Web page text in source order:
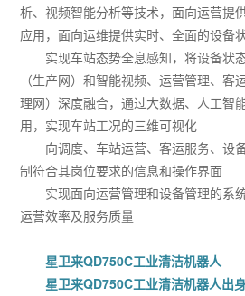
析、视频智能分析等技术，面向运营提
应用，面向运维提供实时、全面的设备
实现车站态势全息感知，将设备状
（生产网）和智能视频、运营管理、客
理网）深度融合，通过大数据、人工智
用，实现车站工况的三维可视化
向调度、车站运营、客运服务、设
制符合其岗位要求的信息和操作界面
实现面向运营管理和设备管理的系
运营效率及服务质量
星卫来QD750C工业清洁机器人
星卫来QD750C工业清洁机器人出